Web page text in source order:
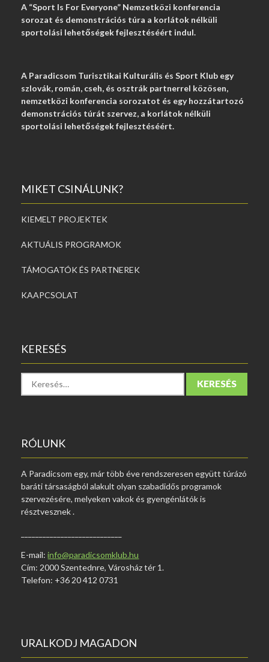
A “Sport Is For Everyone” Nemzetközi konferencia
sorozat és demonstrációs túra a korlátok nélküli
sportolási lehetőségek fejlesztéséért indul.
A Paradicsom Turisztikai Kulturális és Sport Klub egy
szlovák, román, cseh, és osztrák partnerrel közösen,
nemzetközi konferencia sorozatot és egy hozzátartozó
demonstrációs túrát szervez, a korlátok nélküli
sportolási lehetőségek fejlesztéséért.
MIKET CSINÁLUNK?
KIEMELT PROJEKTEK
AKTUÁLIS PROGRAMOK
TÁMOGATÓK ÉS PARTNEREK
KAAPCSOLAT
KERESÉS
é
RÓLUNK
A‌ Paradicsom‌‌ egy,‌ már‌ több‌ éve rendszeresen‌ együtt‌ túrázó‌
baráti társaságból‌ alakult‌ olyan‌ szabadidős programok‌
szervezésére,‌ melyeken‌ vakok és‌ gyengénlátók‌ is‌
részt‌vesznek .
E-mail:info@paradicsomklub.hu
Cím: 2000 Szentednre, Városház tér 1.
Telefon: +36 20 412 0731
URALKODJ MAGADON